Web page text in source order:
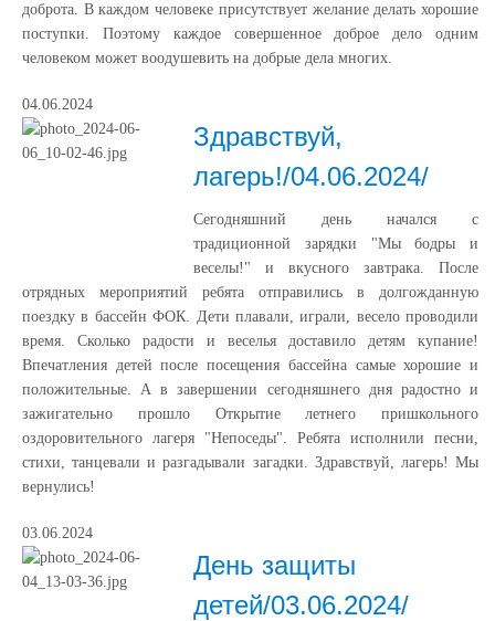
доброта. В каждом человеке присутствует желание делать хорошие
поступки. Поэтому каждое совершенное доброе дело одним
человеком может воодушевить на добрые дела многих.
04.06.2024
Здравствуй,
лагерь!/04.06.2024/
Сегодняшний день начался с
традиционной зарядки "Мы бодры и
веселы!" и вкусного завтрака. После
отрядных мероприятий ребята отправились в долгожданную
поездку в бассейн ФОК. Дети плавали, играли, весело проводили
время. Сколько радости и веселья доставило детям купание!
Впечатления детей после посещения бассейна самые хорошие и
положительные. А в завершении сегодняшнего дня радостно и
зажигательно прошло Открытие летнего пришкольного
оздоровительного лагеря "Непоседы". Ребята исполнили песни,
стихи, танцевали и разгадывали загадки. Здравствуй, лагерь! Мы
вернулись!
03.06.2024
День защиты
детей/03.06.2024/